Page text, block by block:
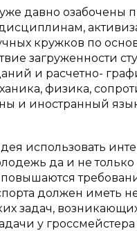
давно озабочены
кружков по
загруженности
и расчетно-
физика,
и иностранный
использовать
да и не
повышаются
должен иметь
задач,
у